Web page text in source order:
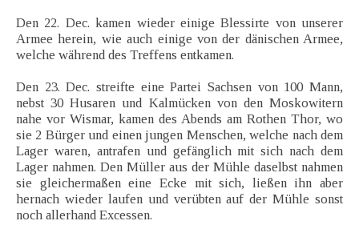
Den 22. Dec. kamen wieder einige Blessirte von unserer
Armee herein, wie auch einige von der dänischen Armee,
welche während des Treffens entkamen.
Den 23. Dec. streifte eine Partei Sachsen von 100 Mann,
nebst 30 Husaren und Kalmücken von den Moskowitern
nahe vor Wismar, kamen des Abends am Rothen Thor, wo
sie 2 Bürger und einen jungen Menschen, welche nach dem
Lager waren, antrafen und gefänglich mit sich nach dem
Lager nahmen. Den Müller aus der Mühle daselbst nahmen
sie gleichermaßen eine Ecke mit sich, ließen ihn aber
hernach wieder laufen und verübten auf der Mühle sonst
noch allerhand Excessen.